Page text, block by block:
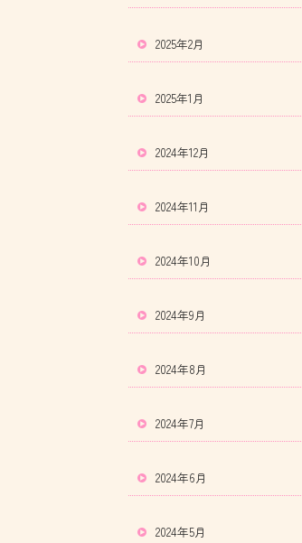
2025年2月
2025年1月
2024年12月
2024年11月
2024年10月
2024年9月
2024年8月
2024年7月
2024年6月
2024年5月